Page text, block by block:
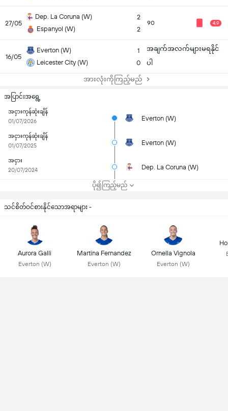
27/05
Dep. La Coruna (W)
Espanyol (W)
2
2
90 4.9
16/05
Everton (W)
Leicester City (W)
1
0
အချက်အလက်များမရနိုင်
ပါ
အားလုံးကိုကြည့်မည်
အပြာင်းအရွေ့
အငှားကုန်ဆုံးချိန်
01/07/2026
Everton (W)
အငှားကုန်ဆုံးချိန်
01/07/2025
Everton (W)
အငှား
20/07/2024
Dep. La Coruna (W)
ပို၍ကြည့်မည်
သင်စိတ်ဝင်စားနိုင်သောအရာများ -
Aurora Galli
Everton (W)
Martina Fernandez
Everton (W)
Ornella Vignola
Everton (W)